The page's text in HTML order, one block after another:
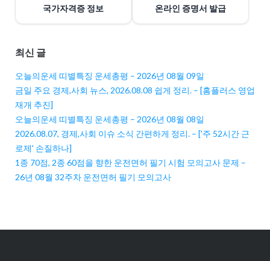
국가자격증 정보 온라인 증명서 발급
최신 글
오늘의운세 띠별특징 운세총평 – 2026년 08월 09일
금일 주요 경제,사회 뉴스, 2026.08.08 쉽게 정리. – [홈플러스 영업
재개 추진]
오늘의운세 띠별특징 운세총평 – 2026년 08월 08일
2026.08.07, 경제,사회 이슈 소식 간편하게 정리. – ['주 52시간 근
로제' 손질하나]
1종 70점, 2종 60점을 향한 운전면허 필기 시험 모의고사 문제 –
26년 08월 32주차 운전면허 필기 모의고사